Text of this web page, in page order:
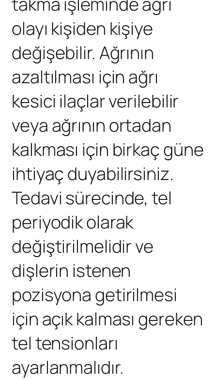
olayı kişiden kişiye
değişebilir. Ağrının
azaltılması için ağrı
kesici ilaçlar verilebilir
veya ağrının ortadan
kalkması için birkaç güne
ihtiyaç duyabilirsiniz.
Tedavi sürecinde, tel
periyodik olarak
değiştirilmelidir ve
dişlerin istenen
pozisyona getirilmesi
için açık kalması gereken
tel tensionları
ayarlanmalıdır.